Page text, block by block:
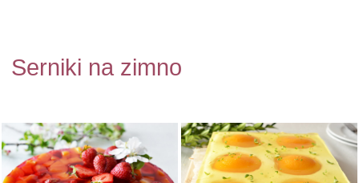
Serniki na zimno